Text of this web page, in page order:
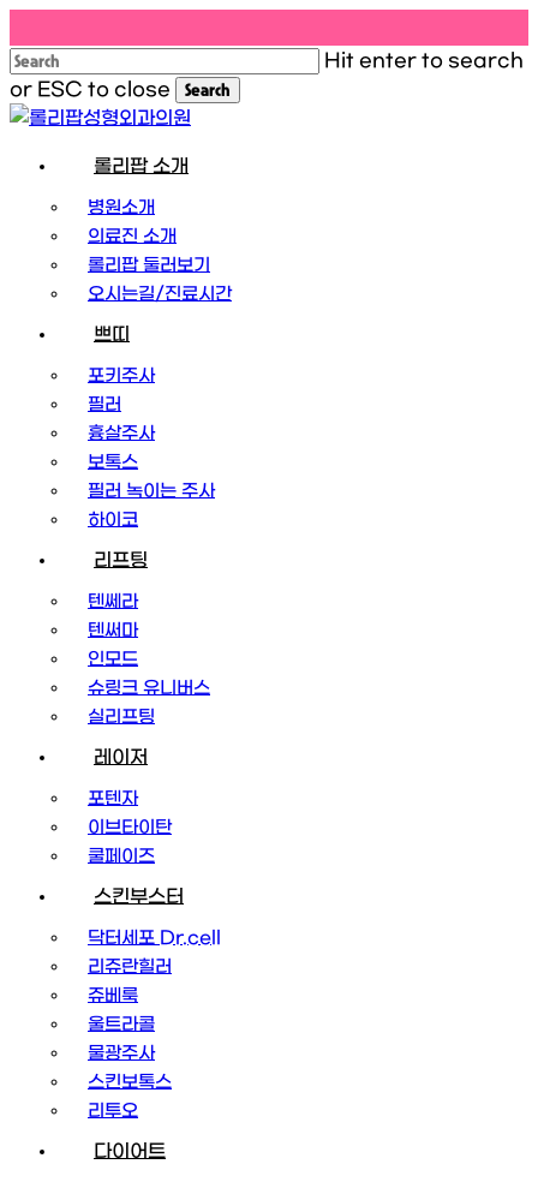
main
content
Hit enter to search
or ESC to close
Search
Close
Menu
롤리팝 소개
병원소개
의료진 소개
롤리팝 둘러보기
오시는길/진료시간
쁘띠
포키주사
필러
흉살주사
보톡스
필러 녹이는 주사
하이코
리프팅
텐쎄라
텐써마
인모드
슈링크 유니버스
실리프팅
레이저
포텐자
이브타이탄
쿨페이즈
스킨부스터
닥터세포 Dr.cell
리쥬란힐러
쥬베룩
울트라콜
물광주사
스킨보톡스
리투오
다이어트